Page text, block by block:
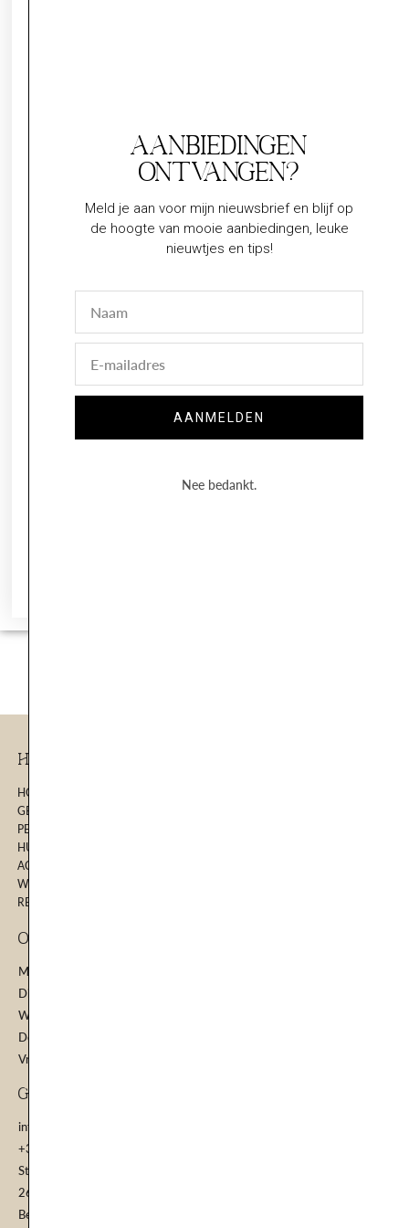
Handige Links
HOME
GEZICHTSBEHANDELINGEN
PERMANENTE MAKE-UP
HUIDVERBETERINGSTRAJECT
ACNE BEHANDELING
WEBSHOP
RESULTATEN
Openinstijden
Maandag: 09.00 - 15.00 | 18.30 - 21.30
Dinsdag: 09.00 - 15.00
Woensdag: 09.00 - 15.00
Donderdag: 09.00 - 15.00
Vrijdag: 10.00 - 15.00
GEGEVENS
info@mijnhuidcoach.nl
+31 6 24664714
Stationssingel 30
2652 HR
Berkel en Rodenrijs
Aanbiedingen
ontvangen?
Meld je aan voor mijn nieuwsbrief en blijf op
de hoogte van mooie aanbiedingen, leuke
nieuwtjes en tips!
mail
AANMELDEN
Nee bedankt.